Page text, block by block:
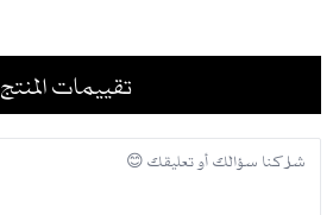
تقييمات المنتج